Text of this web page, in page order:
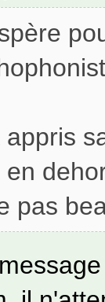
appris
en
pas